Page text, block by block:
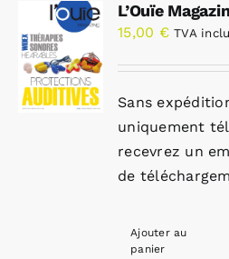
L’Ouïe
15,00 € TVA
Sans
uniquement
recevrez un
de
Ajouter au
panier